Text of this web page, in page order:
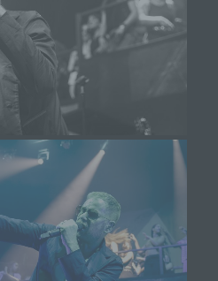
sind Textdateien, welche
auf einem Computersystem
werden. Sie können die
LocalStorage und
Einstellung in
und Server verwenden
enthalten eine sogenannte
ID ist eine eindeutige
Sie besteht aus einer
Internetseiten und
zugeordnet
das Cookie gespeichert
es den besuchten
den individuellen
Person von anderen